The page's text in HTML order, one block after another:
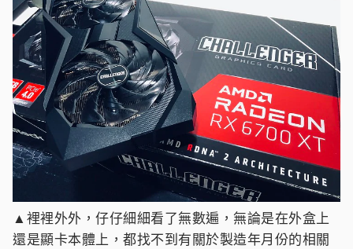
▲裡裡外外，仔仔細細看了無數遍，無論是在外盒上
還是顯卡本體上，都找不到有關於製造年月份的相關